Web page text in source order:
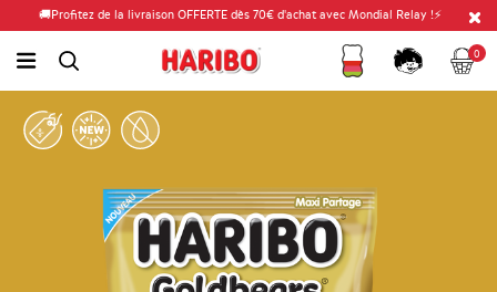
🚚Profitez de la livraison OFFERTE dès 70€ d'achat avec Mondial Relay !⚡
link.header.menu.label
simplesearch.search.label Fidélité
Compte
Panier
0